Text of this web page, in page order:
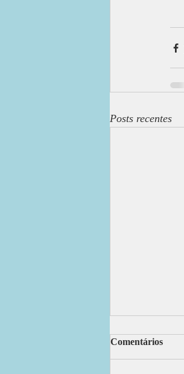
Posts recentes
DEUS
Ó Deus,
Comentários